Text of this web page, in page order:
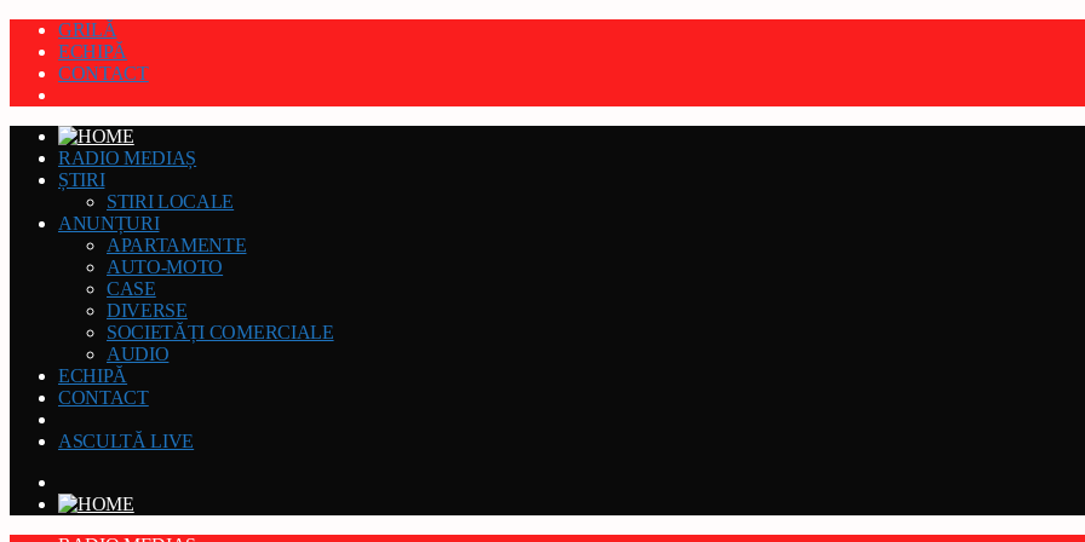
GRILĂ
ECHIPĂ
CONTACT
RADIO MEDIAȘ
ȘTIRI
STIRI LOCALE
ANUNȚURI
APARTAMENTE
AUTO-MOTO
CASE
DIVERSE
SOCIETĂȚI COMERCIALE
AUDIO
ECHIPĂ
CONTACT
ASCULTĂ LIVE